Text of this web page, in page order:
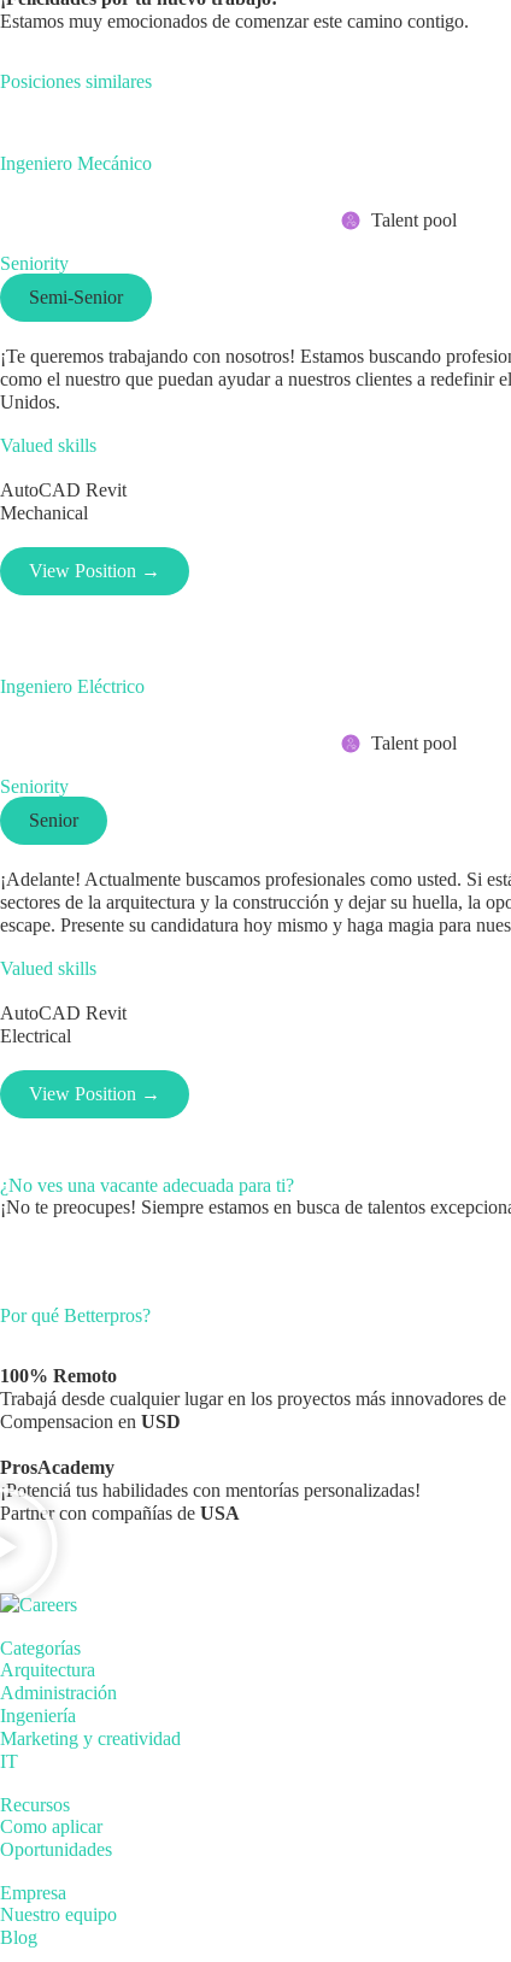
Estamos muy emocionados de comenzar este camino contigo.
Posiciones similares
Ingeniero Mecánico
Talent pool
Seniority
Semi-Senior
¡Te queremos trabajando con nosotros! Estamos buscando
como el nuestro que puedan ayudar a nuestros clientes a redefinir
Unidos.
Valued skills
AutoCAD Revit
Mechanical
View Position →
Ingeniero Eléctrico
Talent pool
Seniority
Senior
¡Adelante! Actualmente buscamos profesionales como usted. Si
sectores de la arquitectura y la construcción y dejar su huella, la
escape. Presente su candidatura hoy mismo y haga magia para
Valued skills
AutoCAD Revit
Electrical
View Position →
¿No ves una vacante adecuada para ti?
¡No te preocupes! Siempre estamos en busca de talentos
Por qué Betterpros?
100% Remoto
Trabajá desde cualquier lugar en los proyectos más innovadores
Compensacion en USD
ProsAcademy
¡Potenciá tus habilidades con mentorías personalizadas!
Partner con compañías de USA
Categorías
Arquitectura
Administración
Ingeniería
Marketing y creatividad
IT
Recursos
Como aplicar
Oportunidades
Empresa
Nuestro equipo
Blog